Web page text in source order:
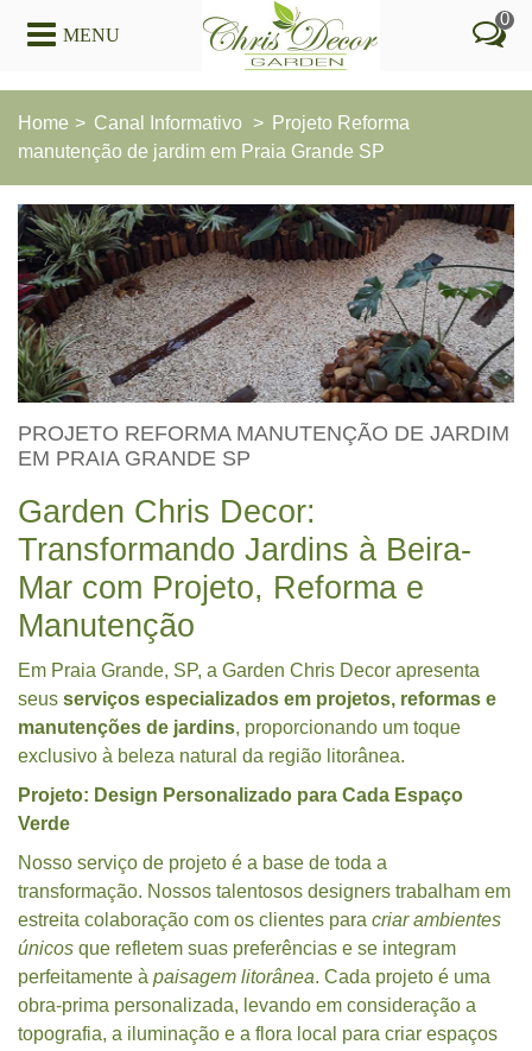
MENU
0
Home > Canal Informativo > Projeto Reforma
manutenção de jardim em Praia Grande SP
PROJETO REFORMA MANUTENÇÃO DE JARDIM
EM PRAIA GRANDE SP
Garden Chris Decor:
Transformando Jardins à Beira-
Mar com Projeto, Reforma e
Manutenção
Em Praia Grande, SP, a Garden Chris Decor apresenta
seus serviços especializados em projetos, reformas e
manutenções de jardins, proporcionando um toque
exclusivo à beleza natural da região litorânea.
Projeto: Design Personalizado para Cada Espaço
Verde
Nosso serviço de projeto é a base de toda a
transformação. Nossos talentosos designers trabalham em
estreita colaboração com os clientes para criar ambientes
únicos que refletem suas preferências e se integram
perfeitamente à paisagem litorânea. Cada projeto é uma
obra-prima personalizada, levando em consideração a
topografia, a iluminação e a flora local para criar espaços